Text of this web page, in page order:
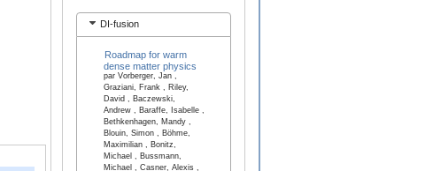
DI-fusion
Roadmap for warm
dense matter physics
par Vorberger, Jan ,
Graziani, Frank , Riley,
David , Baczewski,
Andrew , Baraffe, Isabelle ,
Bethkenhagen, Mandy ,
Blouin, Simon , Böhme,
Maximilian , Bonitz,
Michael , Bussmann,
Michael , Casner, Alexis ,